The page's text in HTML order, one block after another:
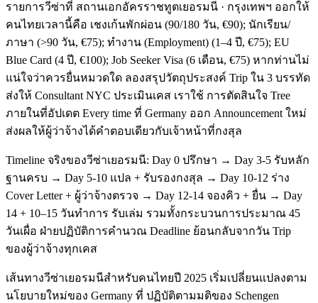
รายการวีซ่าที่ สถานเอกอัครราชทูตเยอรมนี · กรุงเทพฯ ออกให้
คนไทยเวลานี้คือ เชงเก้นพักผ่อน (90/180 วัน, €90); นักเรียน/
ภาษา (>90 วัน, €75); ทำงาน (Employment) (1–4 ปี, €75); EU
Blue Card (4 ปี, €100); Job Seeker Visa (6 เดือน, €75) หากท่านไม่
แน่ใจว่าควรยื่นหมวดใด ลองสรุปวัตถุประสงค์ Trip ใน 3 บรรทัด
ส่งให้ Consultant NYC ประเมินเคส เราใช้ การตัดสินใจ Tree
ภายในที่อัปเดต Every time ที่ Germany ออก Announcement ใหม่
ส่งผลให้ผู้ว่าจ้างได้คำตอบเดียวกับเจ้าหน้าที่กงสุล
Timeline จริงของวีซ่าเยอรมนี: Day 0 ปรึกษา → Day 3-5 รับหลัก
ฐานครบ → Day 5-10 แปล + รับรองกงสุล → Day 10-12 ร่าง
Cover Letter + ผู้ว่าจ้างตรวจ → Day 12-14 จองคิว + ยื่น → Day
14 + 10–15 วันทำการ รับเล่ม รวมทั้งกระบวนการประมาณ 45
วันเผื่อ ฝ่ายปฏิบัติการคำนวณ Deadline ย้อนกลับจากวัน Trip
ของผู้ว่าจ้างทุกเคส
เส้นทางวีซ่าเยอรมนีสำหรับคนไทยปี 2025 เริ่มเปลี่ยนแปลงตาม
นโยบายใหม่ของ Germany ที่ ปฏิบัติตามมติของ Schengen